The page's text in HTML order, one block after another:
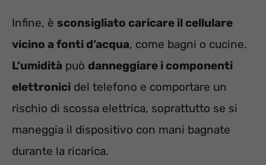
Infine, è sconsigliato caricare il cellulare
vicino a fonti d’acqua, come bagni o cucine.
L’umidità può danneggiare i componenti
elettronici del telefono e comportare un
rischio di scossa elettrica, soprattutto se si
maneggia il dispositivo con mani bagnate
durante la ricarica.